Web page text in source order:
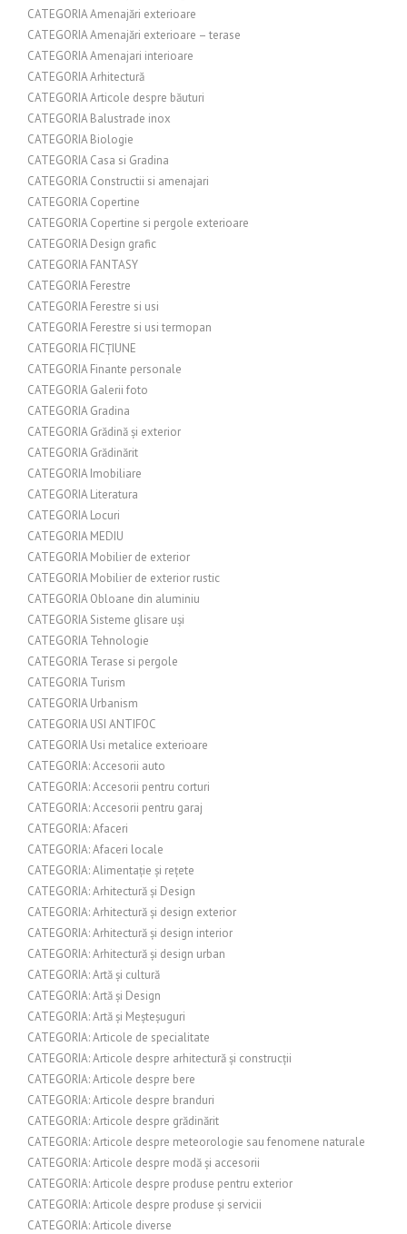
CATEGORIA Amenajări exterioare
CATEGORIA Amenajări exterioare – terase
CATEGORIA Amenajari interioare
CATEGORIA Arhitectură
CATEGORIA Articole despre băuturi
CATEGORIA Balustrade inox
CATEGORIA Biologie
CATEGORIA Casa si Gradina
CATEGORIA Constructii si amenajari
CATEGORIA Copertine
CATEGORIA Copertine si pergole exterioare
CATEGORIA Design grafic
CATEGORIA FANTASY
CATEGORIA Ferestre
CATEGORIA Ferestre si usi
CATEGORIA Ferestre si usi termopan
CATEGORIA FICȚIUNE
CATEGORIA Finante personale
CATEGORIA Galerii foto
CATEGORIA Gradina
CATEGORIA Grădină și exterior
CATEGORIA Grădinărit
CATEGORIA Imobiliare
CATEGORIA Literatura
CATEGORIA Locuri
CATEGORIA MEDIU
CATEGORIA Mobilier de exterior
CATEGORIA Mobilier de exterior rustic
CATEGORIA Obloane din aluminiu
CATEGORIA Sisteme glisare uși
CATEGORIA Tehnologie
CATEGORIA Terase si pergole
CATEGORIA Turism
CATEGORIA Urbanism
CATEGORIA USI ANTIFOC
CATEGORIA Usi metalice exterioare
CATEGORIA: Accesorii auto
CATEGORIA: Accesorii pentru corturi
CATEGORIA: Accesorii pentru garaj
CATEGORIA: Afaceri
CATEGORIA: Afaceri locale
CATEGORIA: Alimentație și rețete
CATEGORIA: Arhitectură și Design
CATEGORIA: Arhitectură și design exterior
CATEGORIA: Arhitectură și design interior
CATEGORIA: Arhitectură și design urban
CATEGORIA: Artă și cultură
CATEGORIA: Artă și Design
CATEGORIA: Artă și Meșteșuguri
CATEGORIA: Articole de specialitate
CATEGORIA: Articole despre arhitectură și construcții
CATEGORIA: Articole despre bere
CATEGORIA: Articole despre branduri
CATEGORIA: Articole despre grădinărit
CATEGORIA: Articole despre meteorologie sau fenomene naturale
CATEGORIA: Articole despre modă și accesorii
CATEGORIA: Articole despre produse pentru exterior
CATEGORIA: Articole despre produse și servicii
CATEGORIA: Articole diverse